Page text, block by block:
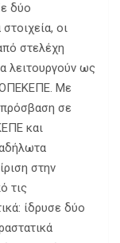
δύο
οι
στελέχη
λειτουργούν ως
ΟΠΕΚΕΠΕ. Με
πρόσβαση σε
και
στην
τις
ίδρυσε δύο